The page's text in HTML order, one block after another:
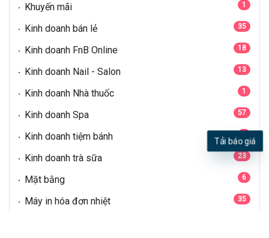
Khuyến mãi 1
Kinh doanh bán lẻ 35
Kinh doanh FnB Online 18
Kinh doanh Nail - Salon 13
Kinh doanh Nhà thuốc 1
Kinh doanh Spa 57
Kinh doanh tiệm bánh
Kinh doanh trà sữa 23
Mặt bằng 6
Máy in hóa đơn nhiệt 35
Tải báo giá